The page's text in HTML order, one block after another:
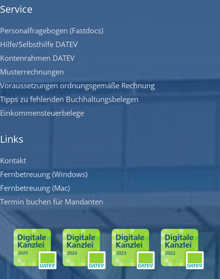
Service
Personalfragebogen (Fastdocs)
Hilfe/Selbsthilfe DATEV
Kontenrahmen DATEV
Musterrechnungen
Voraussetzungen ordnungsgemäße Rechnung
Tipps zu fehlenden Buchhaltungsbelegen
Einkommensteuerbelege
Links
Kontakt
Fernbetreuung (Windows)
Fernbetreuung (Mac)
Termin buchen für Mandanten